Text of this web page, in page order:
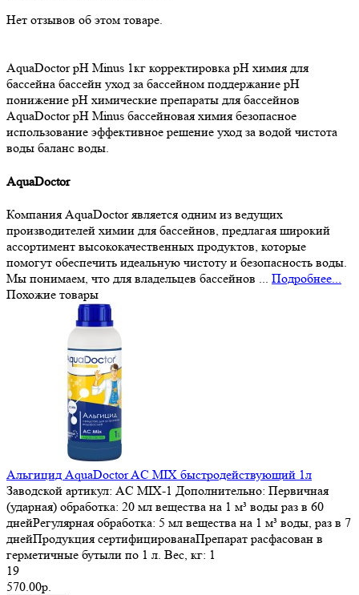
Нет отзывов об этом товаре.
AquaDoctor pH Minus 1кг корректировка pH химия для
бассейна бассейн уход за бассейном поддержание pH
понижение pH химические препараты для бассейнов
AquaDoctor pH Minus бассейновая химия безопасное
использование эффективное решение уход за водой чистота
воды баланс воды.
AquaDoctor
Компания AquaDoctor является одним из ведущих
производителей химии для бассейнов, предлагая широкий
ассортимент высококачественных продуктов, которые
помогут обеспечить идеальную чистоту и безопасность воды.
Мы понимаем, что для владельцев бассейнов ... Подробнее...
Похожие товары
Альгицид AquaDoctor AC MIX быстродействующий 1л
Заводской артикул: AC MIX-1 Дополнительно: Первичная
(ударная) обработка: 20 мл вещества на 1 м³ воды раз в 60
днейРегулярная обработка: 5 мл вещества на 1 м³ воды, раз в 7
днейПродукция сертифицированаПрепарат расфасован в
герметичные бутыли по 1 л. Вес, кг: 1
19
570.00р.